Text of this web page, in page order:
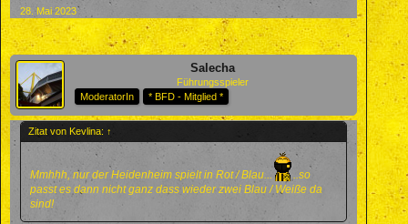
28. Mai 2023
Salecha
Führungsspieler
ModeratorIn
* BFD - Mitglied *
Zitat von Kevlina: ↑
Mmhhh, nur der Heidenheim spielt in Rot / Blau...
..so
passt es dann nicht ganz dass wieder zwei Blau / Weiße da
sind!